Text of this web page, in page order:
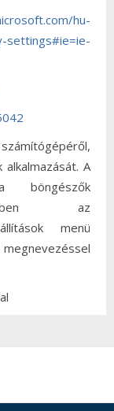
hu-
settings#ie=ie-
A
böngészők
az
menü